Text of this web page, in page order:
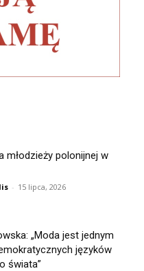
młodzieży polonijnej w
- 15 lipca, 2026
„Moda jest jednym
języków
świata”